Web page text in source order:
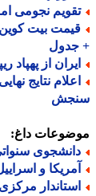
نجومی امروز یکشنبه
از پهپاد
داغ:
سنواتی
و اسراییل
مرکزی